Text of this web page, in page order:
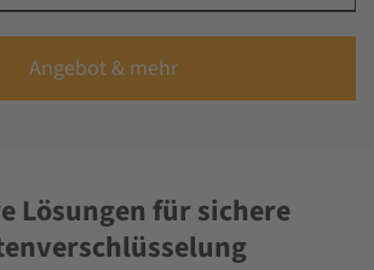
Angebot & mehr
Lösungen für sichere